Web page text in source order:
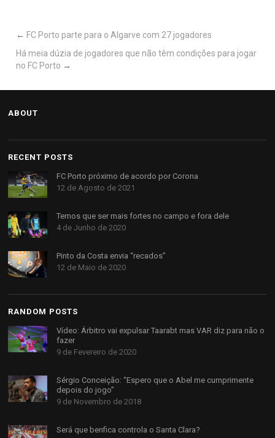
← FC Porto parte para o Algarve com 27 jogadores
Há meia dúzia de jogadores que não têm condições para jogar
no FC Porto →
ABOUT
RECENT POSTS
FC Porto próximo de acordo por Corona
12 de Agosto de 2021
Temos que ser mais fortes no campo e fora dele
4 de Junho de 2020
Pinto da Costa envia “recados”
12 de Maio de 2020
RANDOM POSTS
Vídeo: Árbitro vai expulsar Taarabt mas VAR diz para não o
fazer
9 de Fevereiro de 2020
Sérgio Conceição: “Espero que o Abel me cumprimente
depois do jogo”
9 de Novembro de 2018
Será que benfica controla o Santa Clara?